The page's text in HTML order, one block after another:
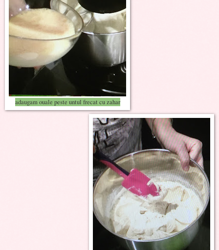
adaugam ouale peste untul frecat cu zahar